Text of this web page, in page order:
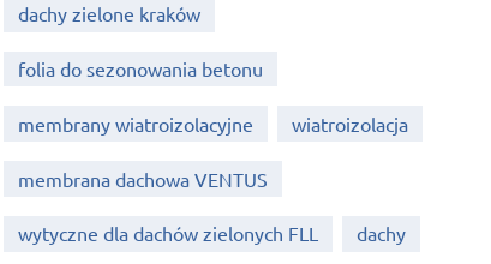
dachy zielone kraków
folia do sezonowania betonu
membrany wiatroizolacyjne wiatroizolacja
membrana dachowa VENTUS
wytyczne dla dachów zielonych FLL dachy